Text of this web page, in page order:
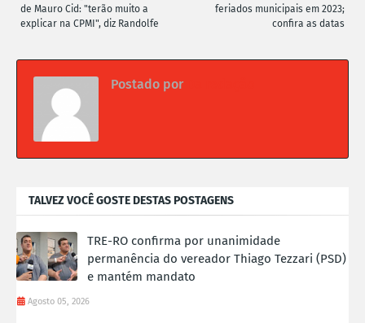
feriados municipais em 2023;
confira as datas
de Mauro Cid: "terão muito a
explicar na CPMI", diz Randolfe
Postado por
TALVEZ VOCÊ GOSTE DESTAS POSTAGENS
TRE-RO confirma por unanimidade
permanência do vereador Thiago Tezzari (PSD)
e mantém mandato
Agosto 05, 2026